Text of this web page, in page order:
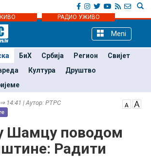
РАДИО УЖИВО
Meni
БиХ Србија Регион
Свијет
Култура
Друштво
14:41 | Аутор: РТРС
Шамцу поводом
Радити